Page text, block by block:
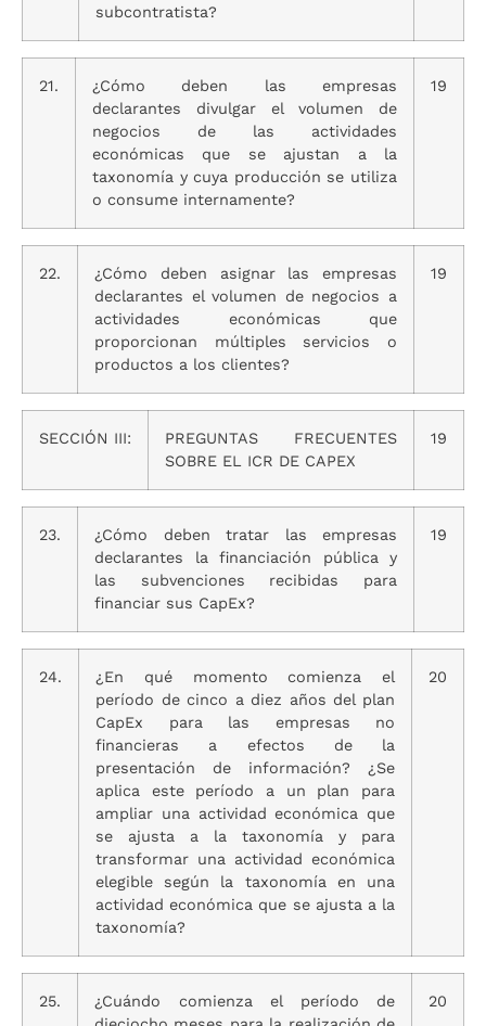
subcontratista?
21.
¿Cómo deben las empresas
declarantes divulgar el volumen de
negocios de las actividades
económicas que se ajustan a la
taxonomía y cuya producción se utiliza
o consume internamente?
19
22.
¿Cómo deben asignar las empresas
declarantes el volumen de negocios a
actividades económicas que
proporcionan múltiples servicios o
productos a los clientes?
19
SECCIÓN III:
PREGUNTAS FRECUENTES
SOBRE EL ICR DE CAPEX
19
23.
¿Cómo deben tratar las empresas
declarantes la financiación pública y
las subvenciones recibidas para
financiar sus CapEx?
19
24.
¿En qué momento comienza el
período de cinco a diez años del plan
CapEx para las empresas no
financieras a efectos de la
presentación de información? ¿Se
aplica este período a un plan para
ampliar una actividad económica que
se ajusta a la taxonomía y para
transformar una actividad económica
elegible según la taxonomía en una
actividad económica que se ajusta a la
taxonomía?
20
25.
¿Cuándo comienza el período de
20